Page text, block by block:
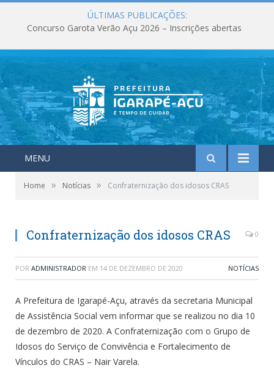
ÚLTIMAS PUBLICAÇÕES:
Concurso Garota Verão Açu 2026 – Inscrições abertas
MENU
Home » Notícias » Confraternização dos idosos CRAS
Confraternização dos idosos CRAS 0
POR ADMINISTRADOR EM 14 DE DEZEMBRO DE 2020 NOTÍCIAS
A Prefeitura de Igarapé-Açu, através da secretaria Municipal
de Assistência Social vem informar que se realizou no dia 10
de dezembro de 2020. A Confraternização com o Grupo de
Idosos do Serviço de Convivência e Fortalecimento de
Vínculos do CRAS – Nair Varela.